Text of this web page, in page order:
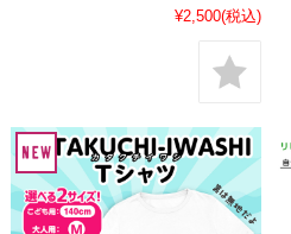
¥2,500(税込)